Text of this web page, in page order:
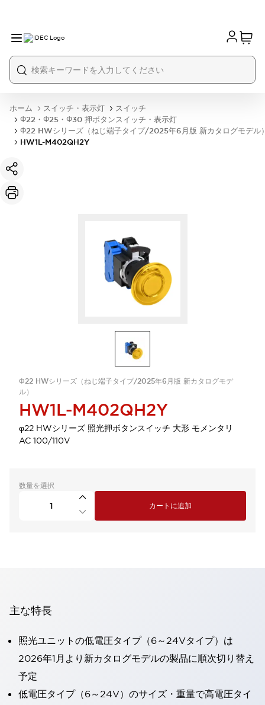
ホーム スイッチ・表示灯
スイッチ
Φ22・Φ25・Φ30 押ボタンスイッチ・表示灯
Φ22 HWシリーズ（ねじ端子タイプ/2025年6月版 新カタログモデル
HW1L-M402QH2Y
Φ22 HWシリーズ（ねじ端子タイプ/2025年6月版 新カタログモデ
ル）
HW1L-M402QH2Y
φ22 HWシリーズ 照光押ボタンスイッチ 大形 モメンタリ
AC 100/110V
数量を選択
カートに追加
主な特長
照光ユニットの低電圧タイプ（6～24Vタイプ）は
2026年1月より新カタログモデルの製品に順次切り替え
予定
低電圧タイプ（6～24V）のサイズ・重量で高電圧タイ